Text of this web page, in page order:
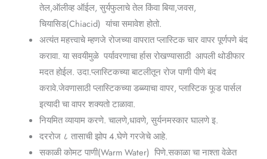
तेल,ऑलीव्ह ऑईल, सुर्यफुलाचे तेल किंवा बिया,जवस,
चियासिड(Chiacid) यांचा समावेश होतो.
अत्यंत महत्त्वाचे म्हणजे रोजच्या वापरात प्लास्टिक चार वापर पूर्णपणे बंद
करावा. या सवयीमुळे पर्यावरणाचा र्हास रोखण्यासाठी आपली थोडीफार
मदत होईल.उदा.प्लास्टिकच्या बाटलीतून रोज पाणी पीणे बंद
करावे.जेवणासाठी प्लास्टिकच्या डब्ब्याचा वापर, प्लास्टिक फूड पार्सल
इत्यादी चा वापर शक्यतो टाळावा.
नियमित व्यायाम करणे. चालणे,धावणे, सुर्यनमस्कार घालणे इ.
दररोज ८ तासाची झोप 4.घेणे गरजेचे आहे.
सकाळी कोमट पाणी(Warm Water) पिणे.सकाळा चा नाश्ता वेळेत